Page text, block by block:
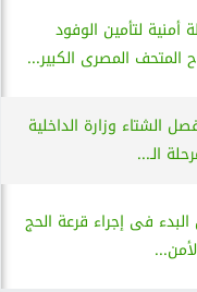
أمنية لتأمين الوفود
المتحف المصرى الكبير...
الشتاء وزارة الداخلية
الـ...
البدء فى إجراء قرعة الحج